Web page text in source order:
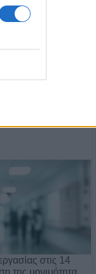
στις 14